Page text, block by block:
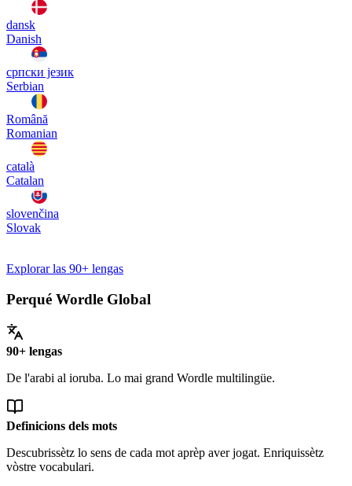
dansk
Danish
српски језик
Serbian
Română
Romanian
català
Catalan
slovenčina
Slovak
Explorar las 90+ lengas
Perqué Wordle Global
90+ lengas
De l'arabi al ioruba. Lo mai grand Wordle multilingüe.
Definicions dels mots
Descubrissètz lo sens de cada mot aprèp aver jogat. Enriquissètz
vòstre vocabulari.